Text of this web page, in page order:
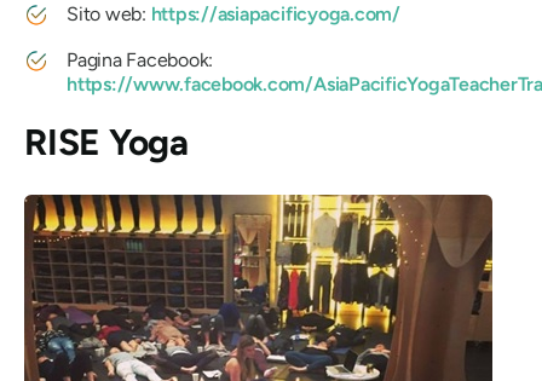
Sito web: https://asiapacificyoga.com/
Pagina Facebook:
https://www.facebook.com/
RISE Yoga